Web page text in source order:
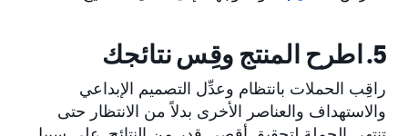
5. اطرح المنتج وقِس نتائجك
راقِب الحملات بانتظام وعدِّل التصميم الإبداعي
والاستهداف والعناصر الأخرى بدلاً من الانتظار حتى